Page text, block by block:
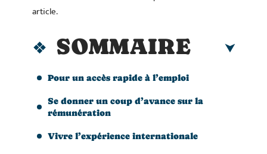
article.
SOMMAIRE
Pour un accès rapide à l’emploi
Se donner un coup d’avance sur la
rémunération
Vivre l’expérience internationale